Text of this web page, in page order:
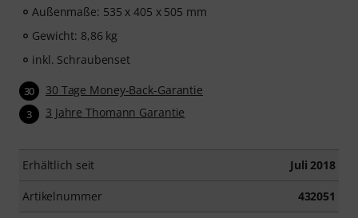
Außenmaße: 535 x 405 x 505 mm
Gewicht: 8,86 kg
inkl. Schraubenset
30 30 Tage Money-Back-Garantie
3 3 Jahre Thomann Garantie
Erhältlich seit Juli 2018
Artikelnummer 432051